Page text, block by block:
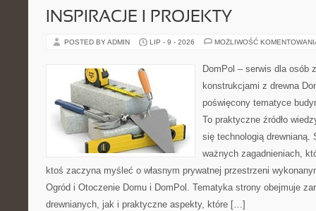
INSPIRACJE I PROJEKTY
POSTED BY ADMIN LIP - 9 - 2026 MOŻLIWOŚĆ
DomPol – serwis dla osób
konstrukcjami z drewna
poświęcony tematyce
To praktyczne źródło
się technologią drewnianą.
ważnych zagadnieniach,
ktoś zaczyna myśleć o własnym prywatnej przestrzeni
Ogród i Otoczenie Domu i DomPol. Tematyka strony obejmuje
drewnianych, jak i praktyczne aspekty, które […]